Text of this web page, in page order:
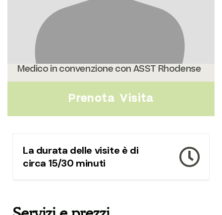
Medico in convenzione con ASST Rhodense
Prenota Visita
La durata delle visite è di
circa 15/30 minuti